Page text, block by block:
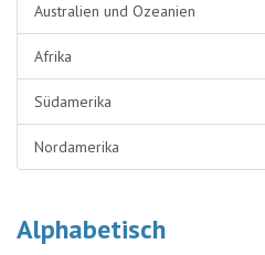
Australien und Ozeanien
Afrika
Südamerika
Nordamerika
Alphabetisch